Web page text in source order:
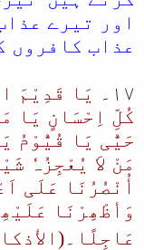
اور تیرے
عذاب کافروں
۱۷۔
یَا قَدِیْمَ
کُلِّ اِحْسَانٍ یَا
حَیُّی یَا قُیُّوْمُ
مَنْ لاَ یُعْجِزُہٗ
أُنْصُرُنَا عَلَی
وَأظْھِرْنَا